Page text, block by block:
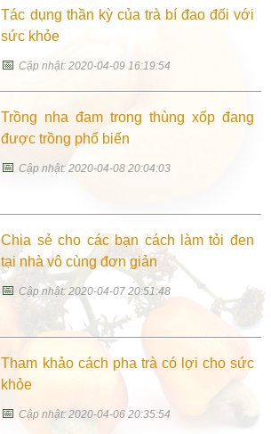
Tác dụng thần kỳ của trà bí đao đối với
sức khỏe
📅Cập nhật: 2020-04-09 16:19:54
Trồng nha đam trong thùng xốp đang
được trồng phổ biến
📅Cập nhật: 2020-04-08 20:04:03
Chia sẻ cho các bạn cách làm tỏi đen
tại nhà vô cùng đơn giản
📅Cập nhật: 2020-04-07 20:51:48
Tham khảo cách pha trà có lợi cho sức
khỏe
📅Cập nhật: 2020-04-06 20:35:54